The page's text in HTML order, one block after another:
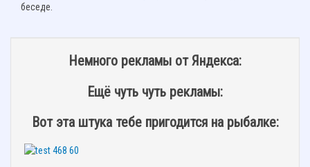
беседе.
Немного рекламы от Яндекса:
Ещё чуть чуть рекламы:
Вот эта штука тебе пригодится на рыбалке: